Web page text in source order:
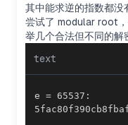
其中能求逆的指数都
尝试了 modular root，
举几个合法但不同的解
text